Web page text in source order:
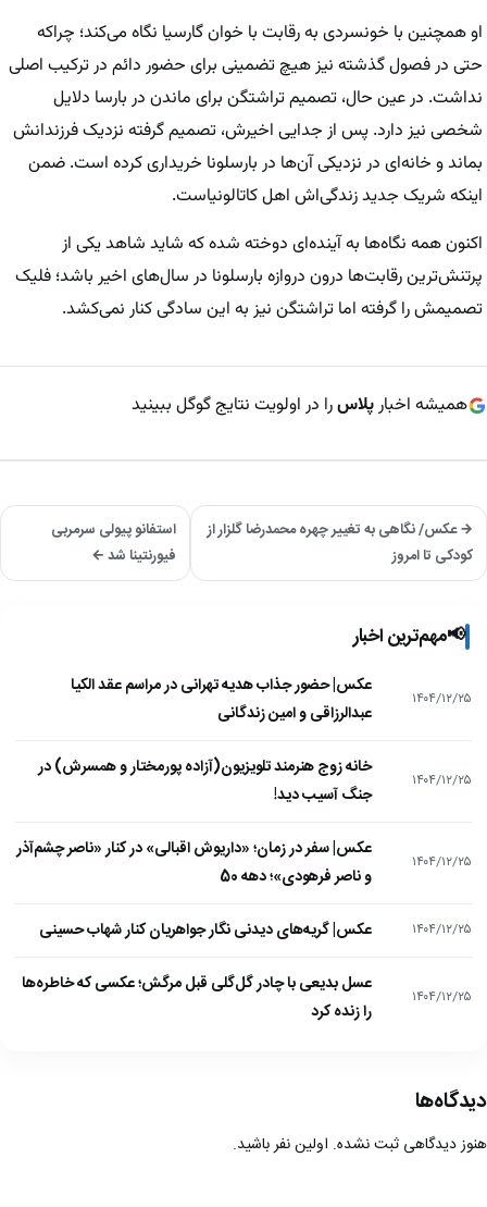
او همچنین با خونسردی به رقابت با خوان گارسیا نگاه می‌کند؛ چراکه
حتی در فصول گذشته نیز هیچ تضمینی برای حضور دائم در ترکیب اصلی
نداشت. در عین حال، تصمیم تراشتگن برای ماندن در بارسا دلایل
شخصی نیز دارد. پس از جدایی اخیرش، تصمیم گرفته نزدیک فرزندانش
بماند و خانه‌ای در نزدیکی آن‌ها در بارسلونا خریداری کرده است. ضمن
اینکه شریک جدید زندگی‌اش اهل کاتالونیاست.
اکنون همه نگاه‌ها به آینده‌ای دوخته شده که شاید شاهد یکی از
پرتنش‌ترین رقابت‌ها درون دروازه بارسلونا در سال‌های اخیر باشد؛ فلیک
تصمیمش را گرفته اما تراشتگن نیز به این سادگی کنار نمی‌کشد.
همیشه اخبارپلاسرا در اولویت نتایج گوگل ببینید
→ عکس/ نگاهی به تغییر چهره محمدرضا گلزار از
کودکی تا امروز
استفانو پیولی سرمربی
فیورنتینا شد ←
📢مهم‌ترین اخبار
۱۴۰۴/۱۲/۲۵
عکس| حضور جذاب هدیه تهرانی در مراسم عقد الکیا
عبدالرزاقی و امین زندگانی
۱۴۰۴/۱۲/۲۵
خانه زوج هنرمند تلویزیون(آزاده پورمختار و همسرش) در
جنگ آسیب دید!
۱۴۰۴/۱۲/۲۵
عکس| سفر در زمان؛ «داریوش اقبالی» در کنار «ناصر چشم‌آذر
و ناصر فرهودی»؛ دهه 50
۱۴۰۴/۱۲/۲۵ عکس| گریه‌های دیدنی نگار جواهریان کنار شهاب حسینی
۱۴۰۴/۱۲/۲۵
عسل بدیعی با چادر گل‌گلی قبل مرگش؛ عکسی که خاطره‌ها
را زنده کرد
دیدگاه‌ها
هنوز دیدگاهی ثبت نشده. اولین نفر باشید.